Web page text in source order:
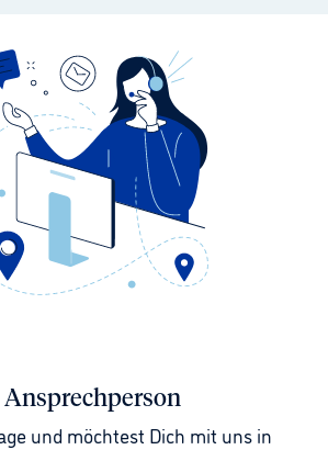
und möchtest Dich mit uns in